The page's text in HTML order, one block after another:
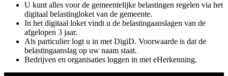
U kunt alles voor de gemeentelijke belastingen regelen via het
digitaal belastingloket van de gemeente.
In het digitaal loket vindt u de belastingaanslagen van de
afgelopen 3 jaar.
Als particulier logt u in met DigiD. Voorwaarde is dat de
belastingaanslag op uw naam staat.
Bedrijven en organisaties loggen in met eHerkenning.